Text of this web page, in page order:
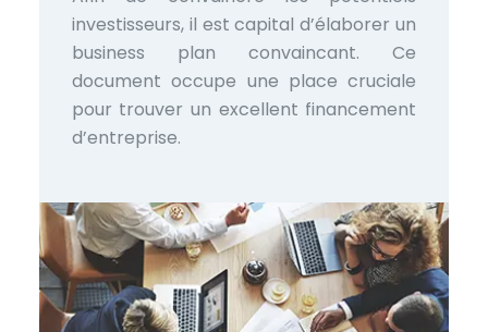
investisseurs, il est capital d’élaborer un
business plan convaincant. Ce
document occupe une place cruciale
pour trouver un excellent financement
d’entreprise.